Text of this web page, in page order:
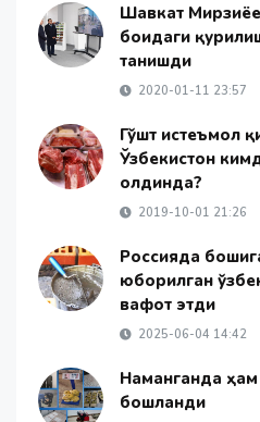
Шавкат
боғидаги
танишди
2020-01-11 23:57
Гўшт истеъмол
Ўзбекистон
олдинда?
2019-10-01 21:26
Россияда
юборилган
вафот этди
2025-06-04 14:42
Наманганда
бошланди